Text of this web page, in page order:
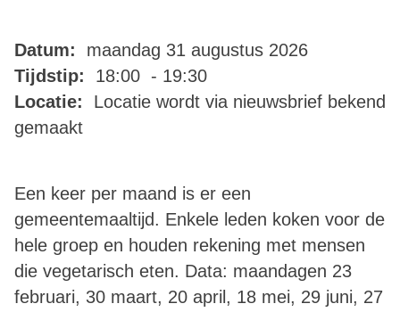
Datum:
maandag 31 augustus 2026
Tijdstip:
18:00 - 19:30
Locatie:
Locatie wordt via nieuwsbrief bekend
gemaakt
Een keer per maand is er een
gemeentemaaltijd. Enkele leden koken voor de
hele groep en houden rekening met mensen
die vegetarisch eten. Data: maandagen 23
februari, 30 maart, 20 april, 18 mei, 29 juni, 27